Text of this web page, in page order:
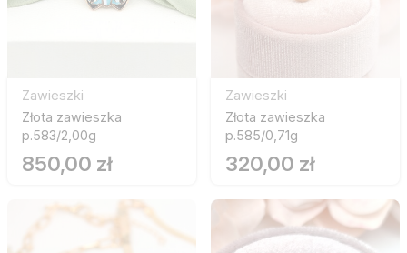
Zawieszki
Złota zawieszka
p.583/2,00g
850,00 zł
Zawieszki
Złota zawieszka
p.585/0,71g
320,00 zł